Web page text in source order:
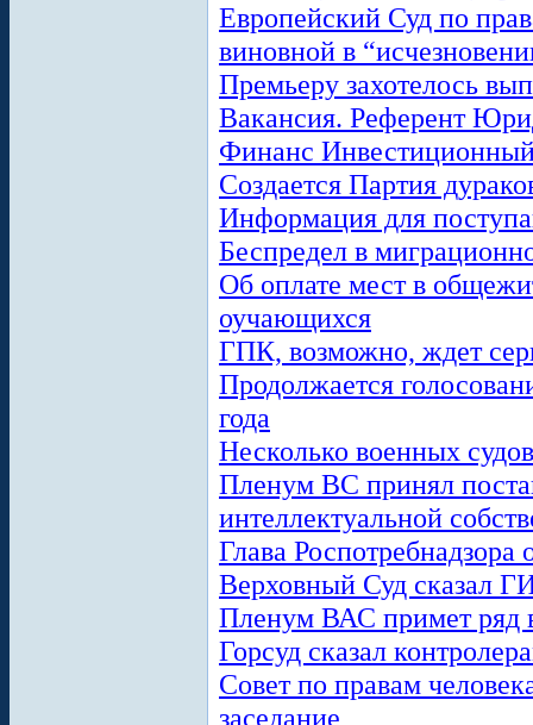
Европейский Суд по
виновной в
Премьеру захотелось
Вакансия. Референт
Финанс
Создается Партия
Информация для
Беспредел в
Об оплате мест в
оучающихся
ГПК, возможно, ждет
Продолжается
года
Несколько военных
Пленум ВС принял
интеллектуальной
Глава Роспотребнадзора
Верховный Суд сказал
Пленум ВАС примет ряд
Горсуд сказал
Совет по правам
заседание